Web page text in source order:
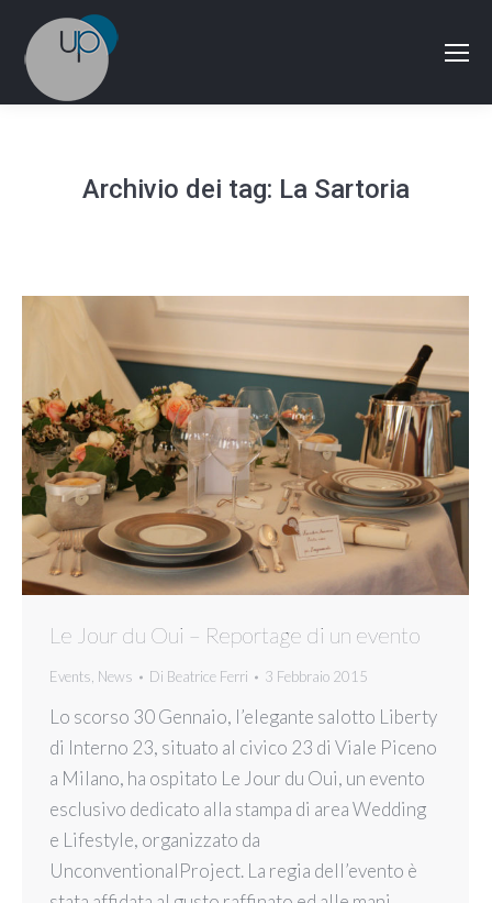
Archivio dei tag: La Sartoria
Le Jour du Oui – Reportage di un evento
Events News Di Beatrice Ferri 3 Febbraio 2015
Lo scorso 30 Gennaio, l’elegante salotto Liberty
di Interno 23, situato al civico 23 di Viale Piceno
a Milano, ha ospitato Le Jour du Oui, un evento
esclusivo dedicato alla stampa di area Wedding
e Lifestyle, organizzato da
UnconventionalProject. La regia dell’evento è